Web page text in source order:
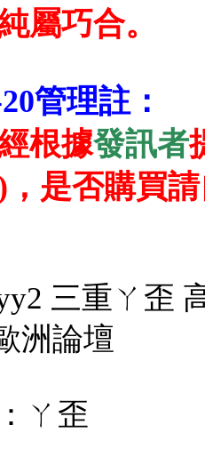
屬巧合。
管理註：
根據發訊者
是否購買
ㄚ歪